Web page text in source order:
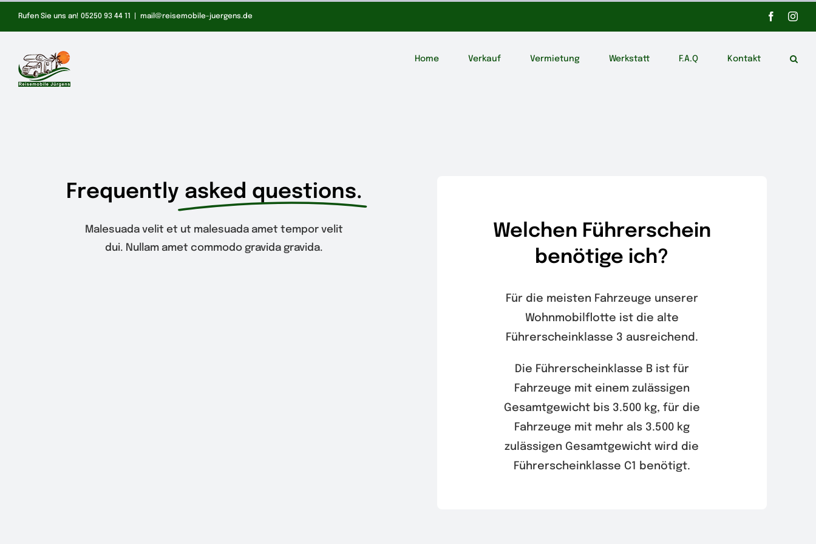
Rufen Sie uns an! 05250 93 44 11 mail@reisemobile-juergens.de Facebook
Home Verkauf Vermietung Werkstatt F.A.Q Kontakt
Frequently asked questions.
Malesuada velit et ut malesuada amet tempor velit
dui. Nullam amet commodo gravida gravida.
Welchen Führerschein
benötige ich?
Für die meisten Fahrzeuge unserer
Wohnmobilflotte ist die alte
Führerscheinklasse 3 ausreichend.
Die Führerscheinklasse B ist für
Fahrzeuge mit einem zulässigen
Gesamtgewicht bis 3.500 kg, für die
Fahrzeuge mit mehr als 3.500 kg
zulässigen Gesamtgewicht wird die
Führerscheinklasse C1 benötigt.